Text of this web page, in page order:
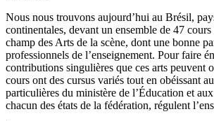
Nous nous trouvons aujourd’hui au Brésil,
continentales, devant un ensemble de 47
champ des Arts de la scène, dont une bonne
professionnels de l’enseignement. Pour faire
contributions singulières que ces arts peuvent
cours ont des cursus variés tout en obéissant
particulières du ministère de l’Éducation et
chacun des états de la fédération, régulent